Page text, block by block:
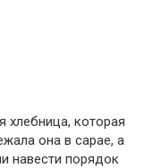
хлебница, которая
она в сарае, а
навести порядок